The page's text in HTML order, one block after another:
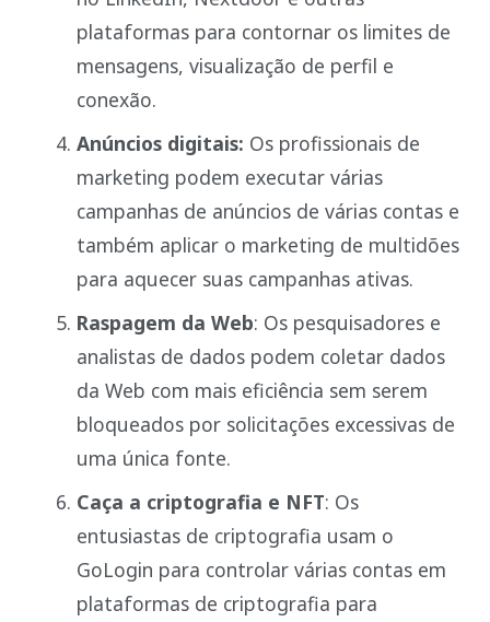
plataformas para contornar os limites de
mensagens, visualização de perfil e
conexão.
Anúncios digitais: Os profissionais de
marketing podem executar várias
campanhas de anúncios de várias contas e
também aplicar o marketing de multidões
para aquecer suas campanhas ativas.
Raspagem da Web: Os pesquisadores e
analistas de dados podem coletar dados
da Web com mais eficiência sem serem
bloqueados por solicitações excessivas de
uma única fonte.
Caça a criptografia e NFT: Os
entusiastas de criptografia usam o
GoLogin para controlar várias contas em
plataformas de criptografia para